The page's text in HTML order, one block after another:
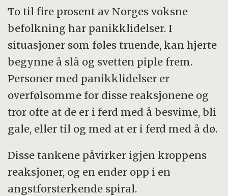
en panikklidelse.
* To til fire prosent av befolkningen
har panikklidelser.
* Ofte utløses panikken i butikken, i
køer, på kino, ved forelesninger eller
ved reiser med offentlig transport.
etter ti minutter.
* Flere kvinner enn menn har
To til fire prosent av Norges voksne
befolkning har panikklidelser. I
situasjoner som føles truende, kan hjerte
begynne å slå og svetten piple frem.
Personer med panikklidelser er
overfølsomme for disse reaksjonene og
tror ofte at de er i ferd med å besvime, bli
gale, eller til og med at er i ferd med å dø.
Disse tankene påvirker igjen kroppens
reaksjoner, og en ender opp i en
angstforsterkende spiral.